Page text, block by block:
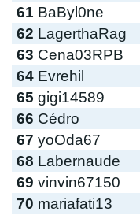
61 BaByl0ne
62 LagerthaRag
63 Cena03RPB
64 Evrehil
65 gigi14589
66 Cédro
67 yoOda67
68 Labernaude
69 vinvin67150
70 mariafati13